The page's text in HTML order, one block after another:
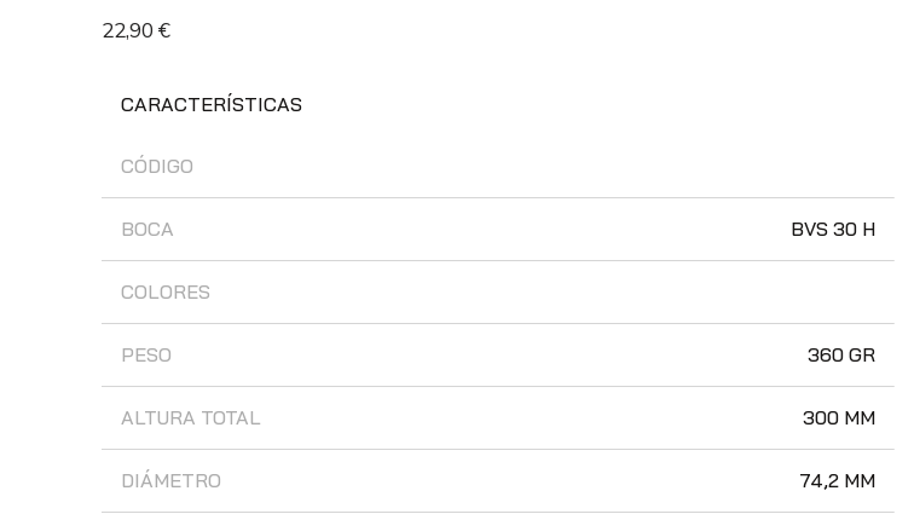
22,90 €
CARACTERÍSTICAS
CÓDIGO
BOCA BVS 30 H
COLORES
PESO 360 GR
ALTURA TOTAL 300 MM
DIÁMETRO 74,2 MM